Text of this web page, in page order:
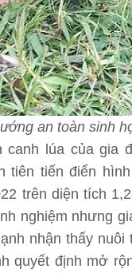
an toàn sinh
canh lúa của gia
tiên tiến điển
trên diện tích
nghiệm nhưng
nhận thấy
quyết định mở